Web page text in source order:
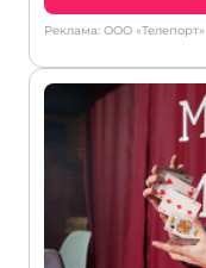
Реклама: ООО «Телепорт»